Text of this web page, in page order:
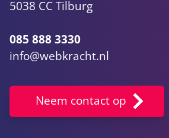
5038 CC Tilburg
085 888 3330
info@webkracht.nl
Neem contact op